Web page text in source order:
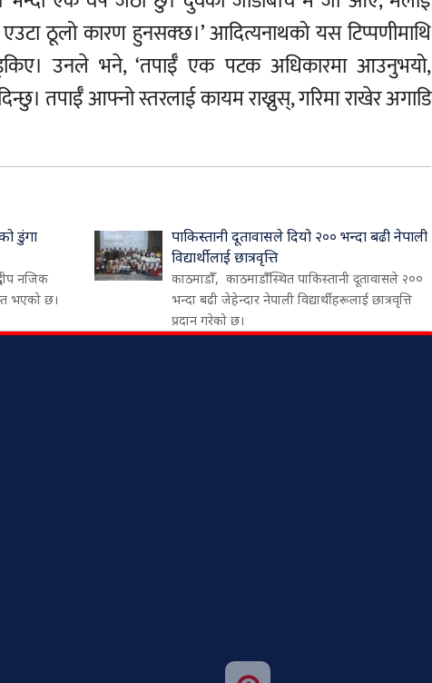
ठूलो कारण हुनसक्छ।’ आदित्यनाथको यस टिप्पणीमाथि
उनले भने, ‘तपाईँ एक पटक अधिकारमा आउनुभयो,
तपाईँ आफ्नो स्तरलाई कायम राख्नुस्, गरिमा राखेर अगाडि
डुंगा
नजिक
भएको छ।
पाकिस्तानी दूतावासले दियो २०० भन्दा बढी नेपाली
विद्यार्थीलाई छात्रवृत्ति
काठमाडौँ, काठमाडौँस्थित पाकिस्तानी दूतावासले २००
भन्दा बढी जेहेन्दार नेपाली विद्यार्थीहरूलाई छात्रवृत्ति
प्रदान गरेको छ।